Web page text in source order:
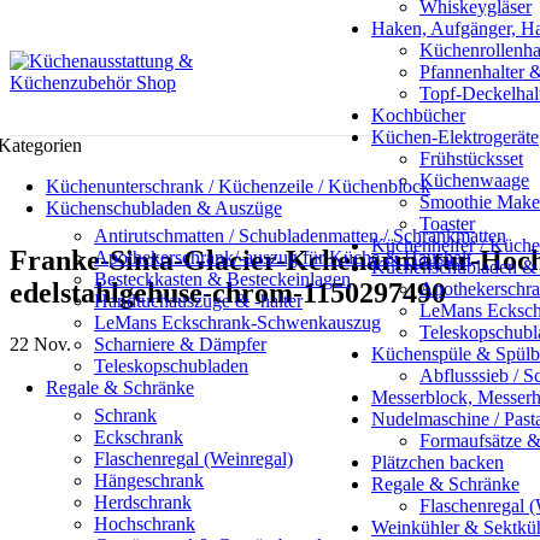
Whiskeygläser
Haken, Aufgänger,
Pfannenhalter
Topf-
Kochbücher
Küchen-Elektrogeräte
Frühstücksset
Küchenwaage
Smoothie
Toaster
Küchenhelfer /
Küchenschubladen &
LeMans
Küchenspüle &
Abflusssieb /
Messerblock,
Nudelmaschine /
Formaufsätze
Plätzchen backen
Regale & Schränke
Flaschenregal
Weinkühler &
Küchenunterschrank / Küchenzeile / Küchenblock
Küchenschubladen & Auszüge
Antirutschmatten / Schubladenmatten / Schrankmatten
Apothekerschrank/-auszug für Küche & Haushalt
Besteckkasten & Besteckeinlagen
Handtuchauszüge & -halter
LeMans Eckschrank-Schwenkauszug
Scharniere & Dämpfer
Teleskopschubladen
Regale & Schränke
Schrank
Eckschrank
Flaschenregal (Weinregal)
Hängeschrank
Herdschrank
Hochschrank
Franke-Sinta-Glacier-Kchenarmatur-
edelstahlgehuse-chrom-1150297490
22 Nov.